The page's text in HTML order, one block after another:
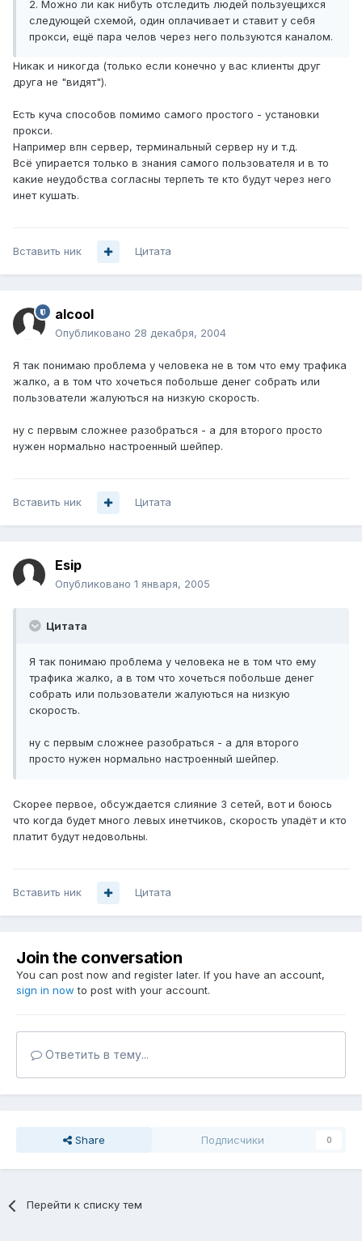
2. Можно ли как нибуть отследить людей пользуещихся
следующей схемой, один оплачивает и ставит у себя
прокси, ещё пара челов через него пользуются каналом.
Никак и никогда (только если конечно у вас клиенты друг
друга не "видят").
Есть куча способов помимо самого простого - установки
прокси.
Например впн сервер, терминальный сервер ну и т.д.
Всё упирается только в знания самого пользователя и в то
какие неудобства согласны терпеть те кто будут через него
инет кушать.
Вставить ник Цитата
alcool
Опубликовано 28 декабря, 2004
Я так понимаю проблема у человека не в том что ему трафика
жалко, а в том что хочеться побольше денег собрать или
пользователи жалуються на низкую скорость.
ну с первым сложнее разобраться - а для второго просто
нужен нормально настроенный шейпер.
Вставить ник Цитата
Esip
Опубликовано 1 января, 2005
Цитата
Я так понимаю проблема у человека не в том что ему
трафика жалко, а в том что хочеться побольше денег
собрать или пользователи жалуються на низкую
скорость.
ну с первым сложнее разобраться - а для второго
просто нужен нормально настроенный шейпер.
Скорее первое, обсуждается слияние 3 сетей, вот и боюсь
что когда будет много левых инетчиков, скорость упадёт и кто
платит будут недовольны.
Вставить ник Цитата
Join the conversation
You can post now and register later. If you have an account,
sign in now to post with your account.
Ответить в тему...
Share Подписчики 0
Перейти к списку тем